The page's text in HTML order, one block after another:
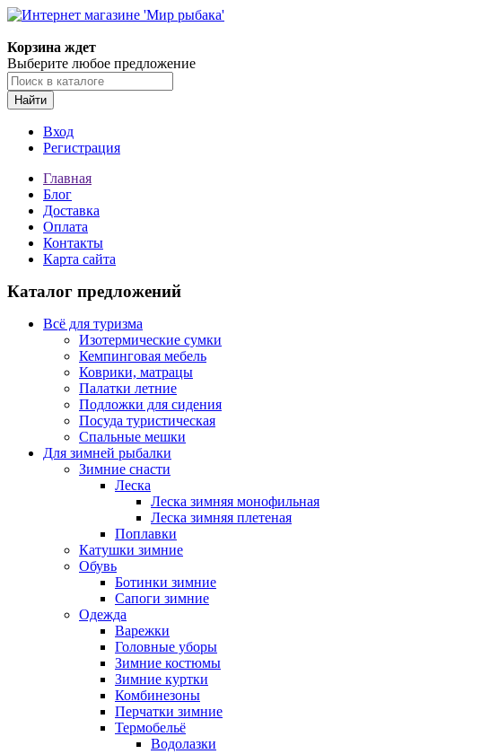
Корзина ждет
Выберите любое предложение
Найти
Вход
Регистрация
Главная
Блог
Доставка
Оплата
Контакты
Карта сайта
Каталог предложений
Всё для туризма
Изотермические сумки
Кемпинговая мебель
Коврики, матрацы
Палатки летние
Подложки для сидения
Посуда туристическая
Спальные мешки
Для зимней рыбалки
Зимние снасти
Леска
Леска зимняя монофильная
Леска зимняя плетеная
Поплавки
Катушки зимние
Обувь
Ботинки зимние
Сапоги зимние
Одежда
Варежки
Головные уборы
Зимние костюмы
Зимние куртки
Комбинезоны
Перчатки зимние
Термобельё
Водолазки